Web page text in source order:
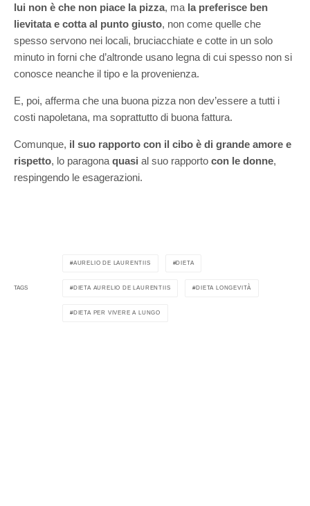
lui non è che non piace la pizza, ma la preferisce ben
lievitata e cotta al punto giusto, non come quelle che
spesso servono nei locali, bruciacchiate e cotte in un solo
minuto in forni che d’altronde usano legna di cui spesso non si
conosce neanche il tipo e la provenienza.
E, poi, afferma che una buona pizza non dev’essere a tutti i
costi napoletana, ma soprattutto di buona fattura.
Comunque, il suo rapporto con il cibo è di grande amore e
rispetto, lo paragona quasi al suo rapporto con le donne,
respingendo le esagerazioni.
TAGS
AURELIO DE LAURENTIIS DIETA
DIETA AURELIO DE LAURENTIIS DIETA LONGEVITÀ
DIETA PER VIVERE A LUNGO